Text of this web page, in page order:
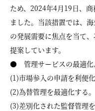
ため、2024年4月19日、
ました。当該措置では、
の発展需要に焦点を当て
提案しています。
● 管理サービスの最適化
(1)市場参入の申請を利便化
(2)為替管理を最適化する。
(3)差別化された監督管理を